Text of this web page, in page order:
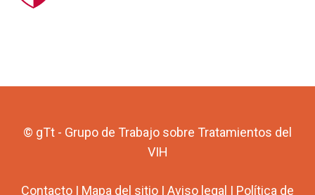
© gTt - Grupo de Trabajo sobre Tratamientos del
VIH
Contacto | Mapa del sitio | Aviso legal | Política de